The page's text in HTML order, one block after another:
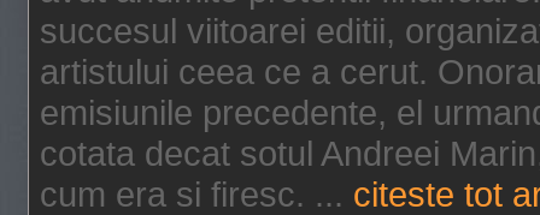
succesul viitoarei editii,
artistului ceea ce a cerut.
emisiunile precedente, el
cotata decat sotul Andreei
cum era si firesc. ... citeste tot